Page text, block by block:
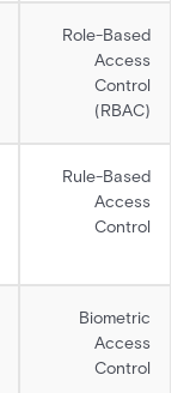
Role-Based
Access
Control
(RBAC)
Rule-Based
Access
Control
Biometric
Access
Control